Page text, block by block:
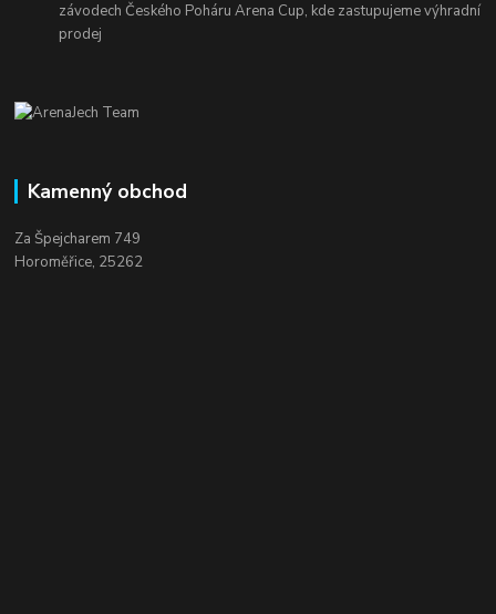
závodech Českého Poháru Arena Cup, kde zastupujeme výhradní
prodej
Kamenný obchod
Za Špejcharem 749
Horoměřice, 25262